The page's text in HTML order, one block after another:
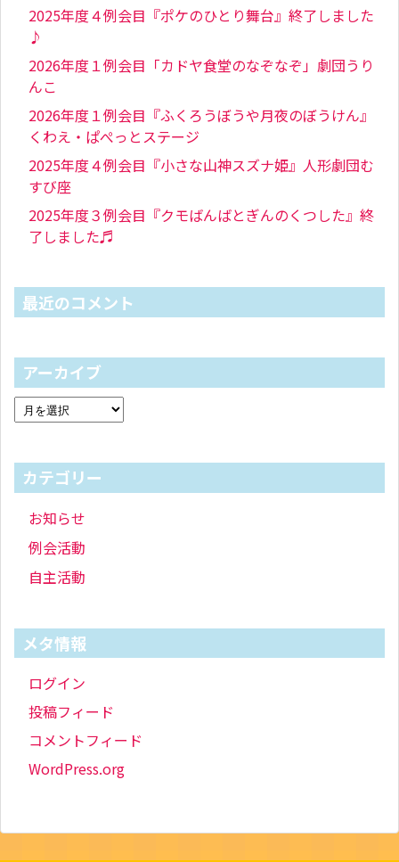
2025年度４例会目『ポケのひとり舞台』終了しました
♪
2026年度１例会目「カドヤ食堂のなぞなぞ」劇団うり
んこ
2026年度１例会目『ふくろうぼうや月夜のぼうけん』
くわえ・ぱぺっとステージ
2025年度４例会目『小さな山神スズナ姫』人形劇団む
すび座
2025年度３例会目『クモばんばとぎんのくつした』終
了しました♬
最近のコメント
アーカイブ
カテゴリー
お知らせ
例会活動
自主活動
メタ情報
ログイン
投稿フィード
コメントフィード
WordPress.org